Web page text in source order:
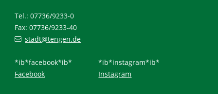
Tel.: 07736/9233-0
Fax: 07736/9233-40
stadt@tengen.de
*ib*facebook*ib*
Facebook
*ib*instagram*ib*
Instagram